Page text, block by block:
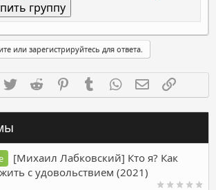
или зарегистрируйтесь для ответа.
Twitter Reddit PinterestTumblr WhatsAppЭлектронная
[Михаил Лабковский] Кто я? Как
с удовольствием (2021)